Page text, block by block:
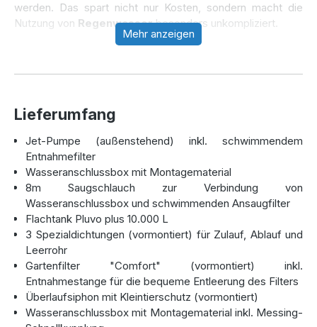
werden. Das spart nicht nur Kosten, sondern macht die
Nutzung von Regenwasserbesonders unkompliziert.
Warum ein Flachtank?
herkömmlichenZisternen
Kosten bei der Installation spart. Zudem ermöglicht die
kompakte Bauweise eine flexible Platzierung, auch in
Bereichen mit schwierigen Bodenverhältnissen oder einem
hohen Grundwasserspiegel. Trotz der flachen Form verfügt
dieKunststoffzisterneüber ein großes
Speichervolumen, sodass genügend
Bewässerung von Pflanzen, Rasen oder sogar kleinen
landwirtschaftlichen Flächen zur Verfügung steht.
Hochwertige Qualität „Made in
Mehr anzeigen
Lieferumfang
Jet-Pumpe (außenstehend) inkl. schwimmendem
Entnahmefilter
Wasseranschlussbox mit Montagematerial
8m Saugschlauch zur Verbindung von
Wasseranschlussbox und schwimmenden Ansaugfilter
Flachtank Pluvo plus 10.000 L
3 Spezialdichtungen (vormontiert) für Zulauf, Ablauf und
Leerrohr
Gartenfilter "Comfort" (vormontiert) inkl.
Entnahmestange für die bequeme Entleerung des Filters
Überlaufsiphon mit Kleintierschutz (vormontiert)
Wasseranschlussbox mit Montagematerial inkl. Messing-